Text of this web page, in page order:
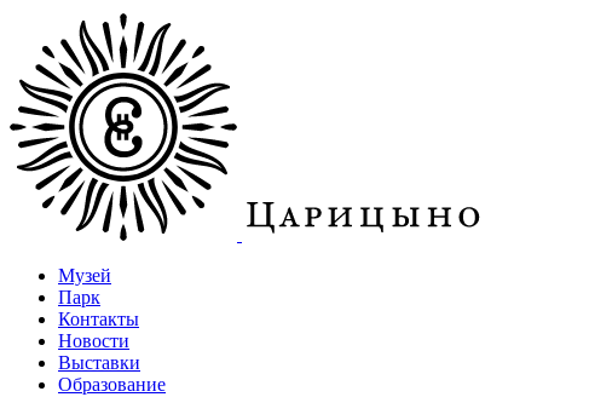
Музей
Парк
Контакты
Новости
Выставки
Образование